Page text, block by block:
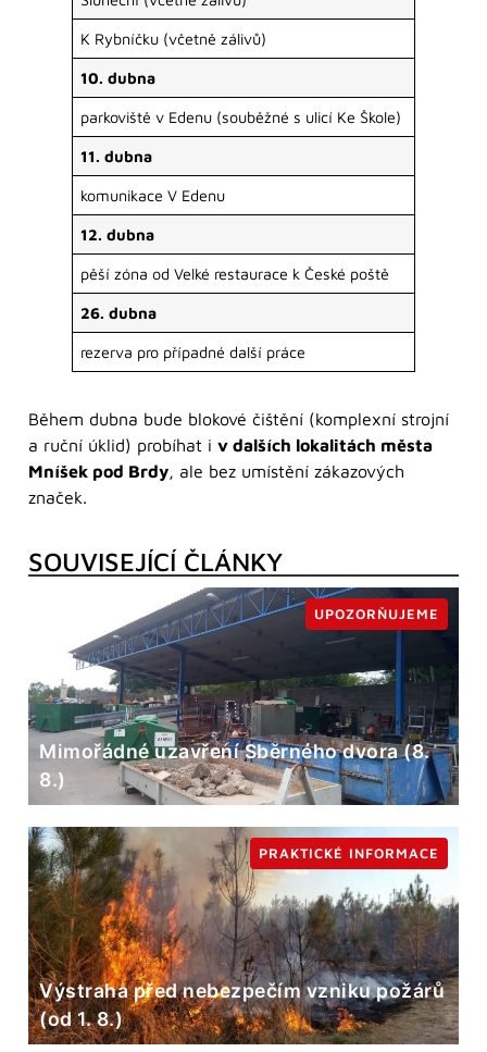
K Rybníčku (včetně zálivů)
10. dubna
parkoviště v Edenu (souběžné s ulicí Ke Škole)
11. dubna
komunikace V Edenu
12. dubna
pěší zóna od Velké restaurace k České poště
26. dubna
rezerva pro případné další práce
Během dubna bude blokové čištění (komplexní strojní
a ruční úklid) probíhat i v dalších lokalitách města
Mníšek pod Brdy, ale bez umístění zákazových
značek.
SOUVISEJÍCÍ ČLÁNKY
Mimořádné uzavření Sběrného dvora (8.
8.)
UPOZORŇUJEME
Výstraha před nebezpečím vzniku požárů
(od 1. 8.)
PRAKTICKÉ INFORMACE